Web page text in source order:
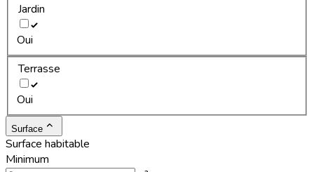
Jardin
Oui
Terrasse
Oui
Surface
Surface habitable
Minimum